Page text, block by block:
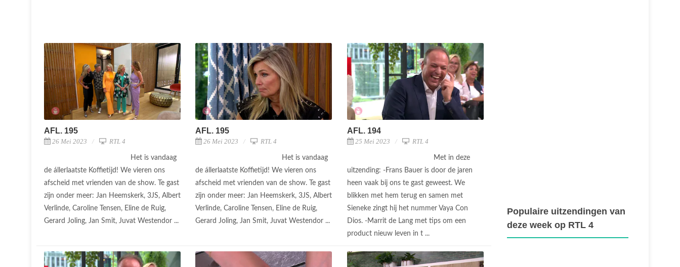
AFL. 195
26 Mei 2023 RTL 4
Het is vandaag
de állerlaatste Koffietijd! We vieren ons
afscheid met vrienden van de show. Te gast
zijn onder meer: Jan Heemskerk, 3JS, Albert
Verlinde, Caroline Tensen, Eline de Ruig,
Gerard Joling, Jan Smit, Juvat Westendor ...
AFL. 195
26 Mei 2023 RTL 4
Het is vandaag
de állerlaatste Koffietijd! We vieren ons
afscheid met vrienden van de show. Te gast
zijn onder meer: Jan Heemskerk, 3JS, Albert
Verlinde, Caroline Tensen, Eline de Ruig,
Gerard Joling, Jan Smit, Juvat Westendor ...
AFL. 194
25 Mei 2023 RTL 4
Met in deze
uitzending: -Frans Bauer is door de jaren
heen vaak bij ons te gast geweest. We
blikken met hem terug en samen met
Sieneke zingt hij het nummer Vaya Con
Dios. -Marrit de Lang met tips om een
product nieuw leven in t ...
Populaire uitzendingen van
deze week op RTL 4